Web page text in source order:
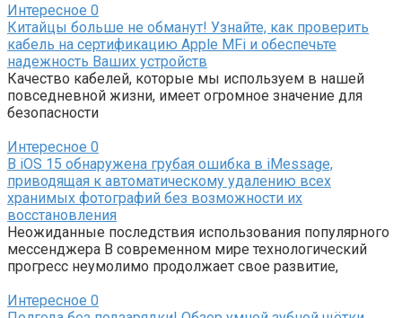
Интересное 0
Китайцы больше не обманут! Узнайте, как проверить
кабель на сертификацию Apple MFi и обеспечьте
надежность Ваших устройств
Качество кабелей, которые мы используем в нашей
повседневной жизни, имеет огромное значение для
безопасности
Интересное 0
В iOS 15 обнаружена грубая ошибка в iMessage,
приводящая к автоматическому удалению всех
хранимых фотографий без возможности их
восстановления
Неожиданные последствия использования популярного
мессенджера В современном мире технологический
прогресс неумолимо продолжает свое развитие,
Интересное 0